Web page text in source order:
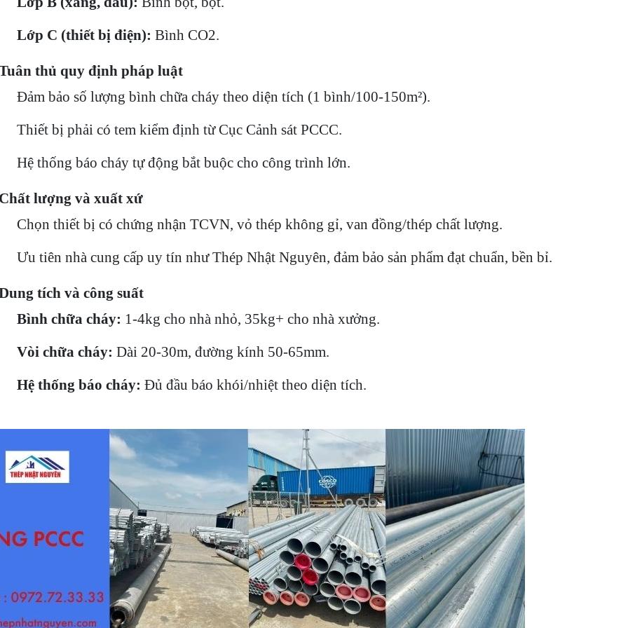
Lớp C (thiết bị điện): Bình CO2.
thủ quy định pháp luật
bảo số lượng bình chữa cháy theo diện tích (1 bình/100-150m²).
bị phải có tem kiểm định từ Cục Cảnh sát PCCC.
thống báo cháy tự động bắt buộc cho công trình lớn.
lượng và xuất xứ
thiết bị có chứng nhận TCVN, vỏ thép không gỉ, van đồng/thép chất lượng.
tiên nhà cung cấp uy tín như Thép Nhật Nguyên, đảm bảo sản phẩm đạt chuẩn, bền bỉ.
tích và công suất
Bình chữa cháy: 1-4kg cho nhà nhỏ, 35kg+ cho nhà xưởng.
Vòi chữa cháy: Dài 20-30m, đường kính 50-65mm.
Hệ thống báo cháy: Đủ đầu báo khói/nhiệt theo diện tích.